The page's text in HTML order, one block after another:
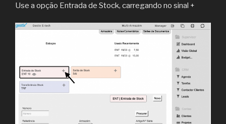
Use a opção Entrada de Stock, carregando no sinal +